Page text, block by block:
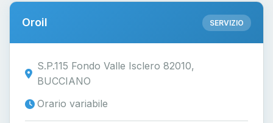
Oroil SERVIZIO
S.P.115 Fondo Valle Isclero 82010,
BUCCIANO
Orario variabile